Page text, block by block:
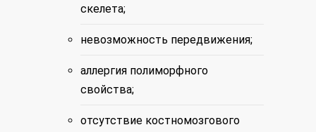
скелета;
невозможность передвижения;
аллергия полиморфного
свойства;
отсутствие костномозгового